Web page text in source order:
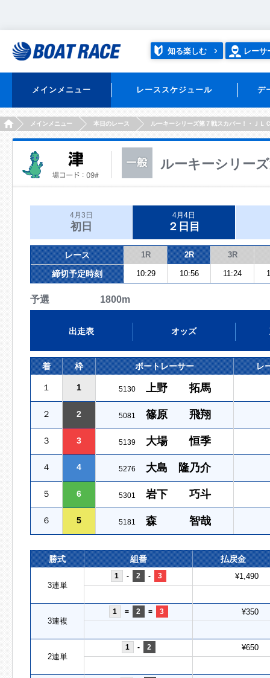
知る楽しむ レーサ
メインメニュー レーススケジュール デ
HOMEメインメニュー 本日のレース ルーキーシリーズ第７戦スカパー！・ＪＬ
ルーキーシリー
4月3日
初日
4月4日
２日目
レース 1R 2R 3R
締切予定時刻 10:29 10:56 11:24
予選 1800m
出走表 オッズ
着 枠 ボートレーサー レ
１ 1 5130 上野 拓馬
２ 2 5081 篠原 飛翔
３ 3 5139 大場 恒季
４ 4 5276 大島 隆乃介
５ 6 5301 岩下 巧斗
６ 5 5181 森 智哉
勝式 組番 払戻金
3連単
1 - 2 - 3 ¥1,490
3連複
1 = 2 = 3 ¥350
2連単
1 - 2 ¥650